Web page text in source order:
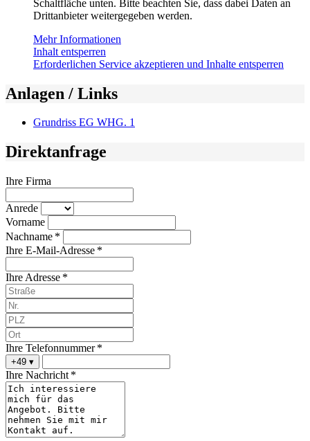
Schaltfläche unten. Bitte beachten Sie, dass dabei Daten an
Drittanbieter weitergegeben werden.
Mehr Informationen
Inhalt entsperren
Erforderlichen Service akzeptieren und Inhalte entsperren
Anlagen / Links
Grundriss EG WHG. 1
Direktanfrage
Ihre Firma
Anrede
Vorname
Nachname *
Ihre E-Mail-Adresse *
Ihre Adresse *
Ihre Telefonnummer *
+49 ▾
Ihre Nachricht *